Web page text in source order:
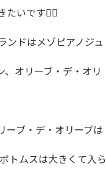
たいです🙇‍♀️
ンドはメゾピアノジュ
、オリーブ・デ・オリ
ーブ・デ・オリーブは
トムスは大きくて入ら